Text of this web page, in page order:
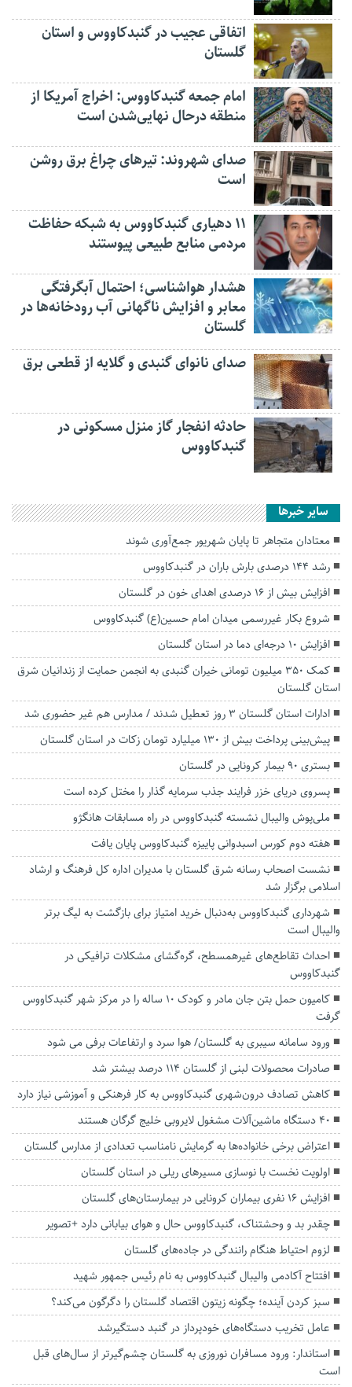
اتفاقی عجیب در‌ گنبدکاووس و استان
گلستان
امام جمعه گنبدکاووس: اخراج آمریکا از
منطقه درحال نهایی‌شدن است
صدای شهروند: تیرهای چراغ برق روشن
است
۱۱ دهیاری گنبدکاووس به شبکه حفاظت
مردمی منابع طبیعی پیوستند
هشدار هواشناسی؛ احتمال آبگرفتگی
معابر و افزایش ناگهانی آب رودخانه‌ها در
گلستان
صدای نانوای گنبدی و گلایه از قطعی برق
حادثه انفجار گاز منزل مسکونی در
گنبدکاووس
سایر خبرها
معتادان متجاهر تا پایان شهریور جمع‌آوری شوند
رشد ۱۴۴ درصدی بارش باران در گنبدکاووس
افزایش بیش از ۱۶ درصدی اهدای خون در گلستان
شروع بکار غیررسمی میدان امام حسین(ع) گنبدکاووس
افزایش ۱۰ درجه‌ای دما در استان گلستان
کمک ۳۵۰ میلیون تومانی خیران گنبدی به انجمن حمایت از زندانیان شرق
استان گلستان
ادارات استان گلستان 3 روز تعطیل شدند / مدارس هم غیر حضوری شد
پیش‌بینی پرداخت بیش از ۱۳۰ میلیارد تومان زکات در استان گلستان
بستری ۹۰ بیمار کرونایی در گلستان
پسروی دریای خزر فرایند جذب سرمایه گذار را مختل کرده است
ملی‌پوش والیبال نشسته گنبدکاووس در راه مسابقات هانگژو
هفته دوم کورس اسبدوانی پاییزه گنبدکاووس پایان یافت
نشست اصحاب رسانه شرق گلستان با مدیران اداره کل فرهنگ و ارشاد
اسلامی برگزار شد
شهرداری گنبدکاووس به‌دنبال خرید امتیاز برای بازگشت به لیگ برتر
والیبال است
احداث تقاطع‌های غیرهمسطح، گره‌گشای مشکلات ترافیکی در
گنبدکاووس
کامیون حمل بتن جان مادر و کودک ۱۰ ساله را در مرکز شهر گنبدکاووس
گرفت
ورود سامانه سیبری به گلستان/ هوا سرد و ارتفاعات برفی می شود
صادرات محصولات لبنی از گلستان ۱۱۴ درصد بیشتر شد
کاهش تصادف درون‌شهری گنبدکاووس به کار فرهنکی و آموزشی نیاز دارد
۴۰ دستگاه ماشین‌آلات مشغول لایروبی خلیج گرگان هستند
اعتراض برخی خانواده‌ها به گرمایش نامناسب تعدادی از مدارس گلستان
اولویت نخست با نوسازی مسیرهای ریلی در استان گلستان
افزایش ۱۶ نفری بیماران کرونایی در بیمارستان‌های گلستان
چقدر بد و وحشتناک، گنبدکاووس حال و هوای بیابانی دارد +تصویر
لزوم احتیاط هنگام رانندگی در جاده‌های گلستان
افتتاح آکادمی والیبال گنبدکاووس به نام رئیس جمهور شهید
سبز کردن آینده؛ چگونه زیتون اقتصاد گلستان را دگرگون می‌کند؟
عامل تخریب دستگاه‌های خودپرداز در گنبد دستگیرشد
استاندار: ورود مسافران نوروزی به گلستان چشم‌گیرتر از سال‌های قبل
است